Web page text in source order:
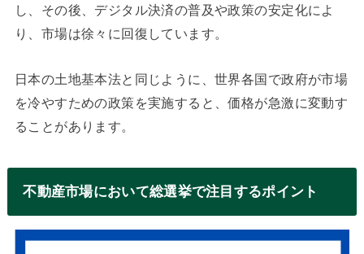
し、その後、デジタル決済の普及や政策の安定化によ
り、市場は徐々に回復しています。
日本の土地基本法と同じように、世界各国で政府が市場
を冷やすための政策を実施すると、価格が急激に変動す
ることがあります。
不動産市場において総選挙で注目するポイント